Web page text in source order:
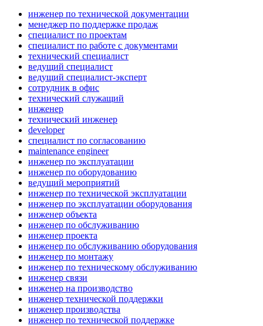
инженер по технической документации
менеджер по поддержке продаж
специалист по проектам
специалист по работе с документами
технический специалист
ведущий специалист
ведущий специалист-эксперт
сотрудник в офис
технический служащий
инженер
технический инженер
developer
специалист по согласованию
maintenance engineer
инженер по эксплуатации
инженер по оборудованию
ведущий мероприятий
инженер по технической эксплуатации
инженер по эксплуатации оборудования
инженер объекта
инженер по обслуживанию
инженер проекта
инженер по обслуживанию оборудования
инженер по монтажу
инженер по техническому обслуживанию
инженер связи
инженер на производство
инженер технической поддержки
инженер производства
инженер по технической поддержке